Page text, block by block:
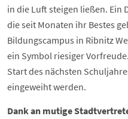
in die Luft steigen ließen. Ein
die seit Monaten ihr Bestes
Bildungscampus in Ribnitz
ein Symbol riesiger
Start des nächsten
eingeweiht werden.
Dank an mutige